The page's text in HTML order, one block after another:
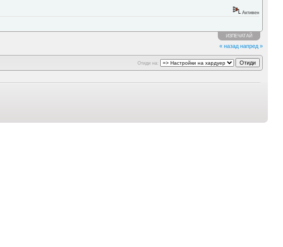
Активен
ИЗПЕЧАТАЙ
« назад напред »
Отиди на: